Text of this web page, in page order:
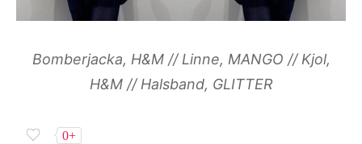
Bomberjacka, H&M // Linne, MANGO // Kjol,
H&M // Halsband, GLITTER
0+